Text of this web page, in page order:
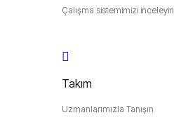
Çalışma sistemimizi inceleyin
Takım
Uzmanlarımızla Tanışın